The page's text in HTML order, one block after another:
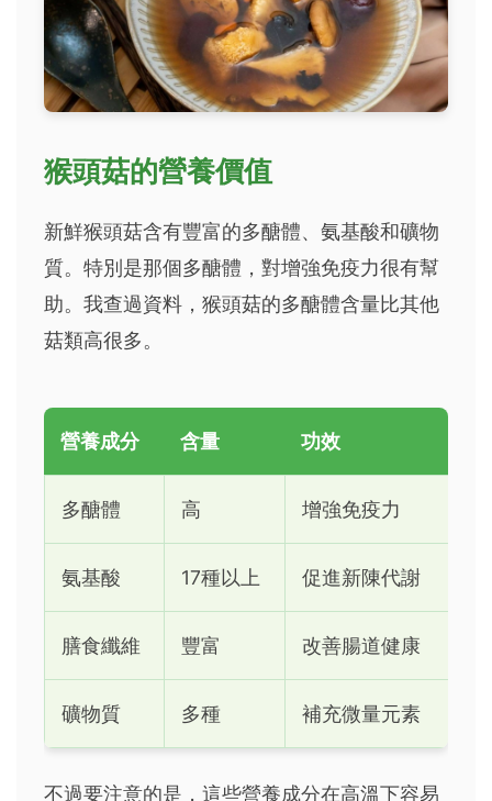
猴頭菇的營養價值
新鮮猴頭菇含有豐富的多醣體、氨基酸和礦物
質。特別是那個多醣體，對增強免疫力很有幫
助。我查過資料，猴頭菇的多醣體含量比其他
菇類高很多。
營養成分 含量 功效
多醣體 高 增強免疫力
氨基酸 17種以上 促進新陳代謝
膳食纖維 豐富 改善腸道健康
礦物質 多種 補充微量元素
不過要注意的是，這些營養成分在高溫下容易